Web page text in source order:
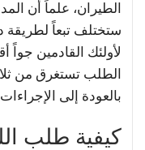
الطيران، علماً أن
ستختلف تبعاً لطريقة
لأولئك القادمين
الطلب تستغرق من
بالعودة إلى الإجراءات
كيفية طلب